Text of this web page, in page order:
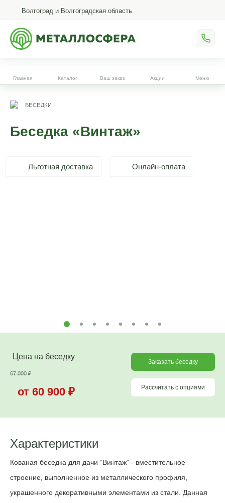
Волгоград и Волгоградская область
Главная Каталог Ваш заказ Акции Меню
БЕСЕДКИ
Беседка «Винтаж»
Льготная доставка Онлайн-оплата
Цена на беседку
67 000₽
от 60 900 ₽
Заказать беседку
Рассчитать с опциями
Характеристики
Кованая беседка для дачи “Винтаж” - вместительное
строение, выполненное из металлического профиля,
украшенного декоративными элементами из стали. Данная